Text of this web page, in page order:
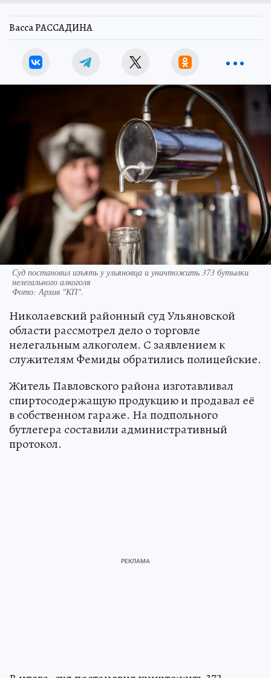
Васса РАССАДИНА
Суд постановил изъять у ульяновца и уничтожить 373 бутылки
нелегального алкоголя
Фото:Архив "КП".
Николаевский районный суд Ульяновской
области рассмотрел дело о торговле
нелегальным алкоголем. С заявлением к
служителям Фемиды обратились полицейские.
Житель Павловского района изготавливал
спиртосодержащую продукцию и продавал её
в собственном гараже. На подпольного
бутлегера составили административный
протокол.